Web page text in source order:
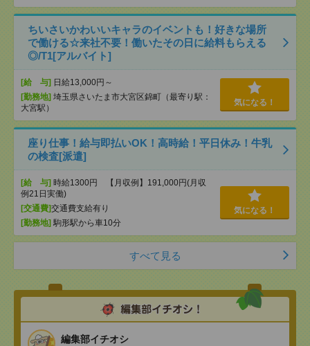
ちいさいかわいいキャラのイベントも！好きな場所
で働ける☆来社不要！働いたその日に給料もらえる
◎/T1[アルバイト]
[給 与] 日給13,000円～
[勤務地] 埼玉県さいたま市大宮区錦町（最寄り駅：
大宮駅）
気になる！
座り仕事！給与即払いOK！高時給！平日休み！牛乳
の検査[派遣]
[給 与] 時給1300円 【月収例】191,000円(月収
例21日実働)
[交通費]交通費支給有り
[勤務地] 駒形駅から車10分
気になる！
すべて見る
編集部イチオシ